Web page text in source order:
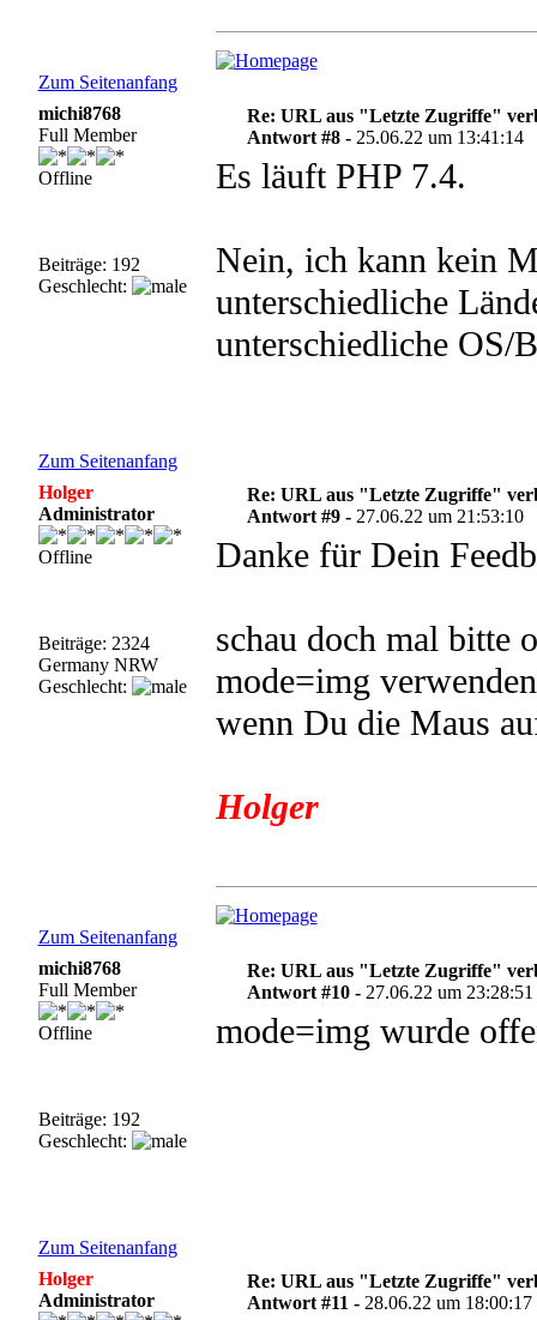
Zum Seitenanfang
michi8768
Full Member
Offline
Beiträge: 192
Geschlecht:
Re: URL aus "Letzte Zugriffe"
Antwort #8 - 25.06.22 um 13:41:14
Es läuft PHP 7.4.
Nein, ich kann kein
unterschiedliche
unterschiedliche OS/
Zum Seitenanfang
Holger
Administrator
Offline
Beiträge: 2324
Germany NRW
Geschlecht:
Re: URL aus "Letzte Zugriffe"
Antwort #9 - 27.06.22 um 21:53:10
Danke für Dein
schau doch mal bitte
mode=img
wenn Du die Maus
Holger
Zum Seitenanfang
michi8768
Full Member
Offline
Beiträge: 192
Geschlecht:
Re: URL aus "Letzte Zugriffe"
Antwort #10 - 27.06.22 um 23:28:51
mode=img wurde
Zum Seitenanfang
Holger
Administrator
Re: URL aus "Letzte Zugriffe"
Antwort #11 - 28.06.22 um 18:00:17